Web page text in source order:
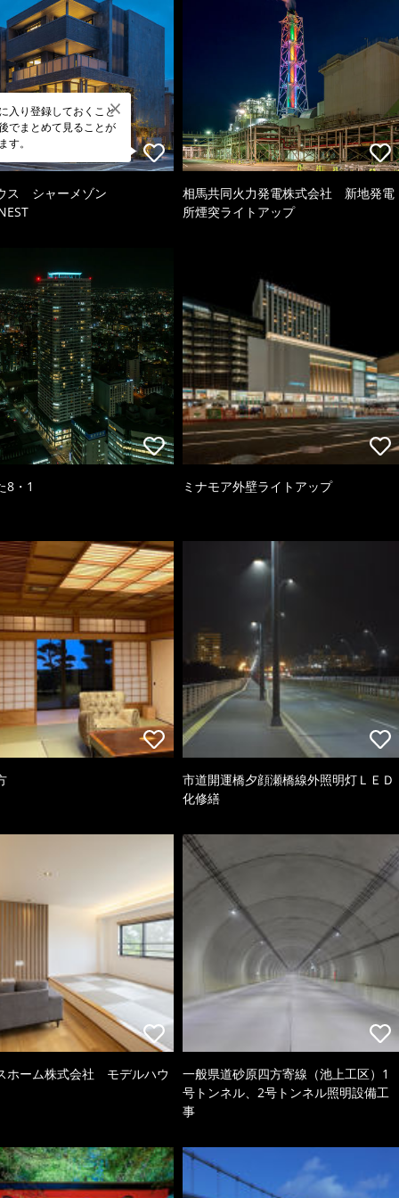
入り登録しておくこと
でまとめて見ることが
す。
ス シャーメゾン
相馬共同火力発電株式会社 新地発電
所煙突ライトアップ
8・1 ミナモア外壁ライトアップ
市道開運橋夕顔瀬橋線外照明灯ＬＥＤ
化修繕
ホーム株式会社 モデルハウ
一般県道砂原四方寄線（池上工区）1
号トンネル、2号トンネル照明設備工
事